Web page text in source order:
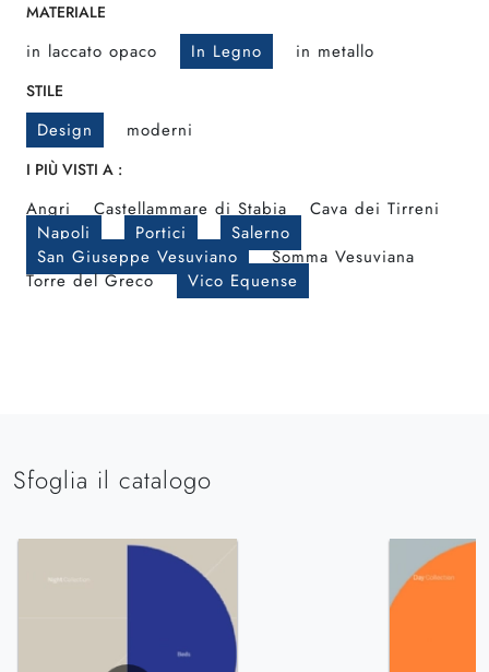
MATERIALE
in laccato opaco In Legno in metallo
STILE
Design moderni
I PIÙ VISTI A :
Angri Castellammare di Stabia
Cava dei Tirreni
Napoli
Portici
Salerno
San Giuseppe Vesuviano
Somma Vesuviana
Torre del Greco
Vico Equense
Sfoglia il catalogo